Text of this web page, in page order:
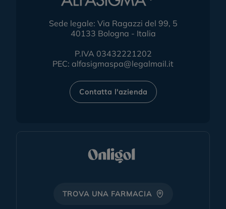
Sede legale: Via Ragazzi del 99, 5
40133 Bologna - Italia
P.IVA 03432221202
PEC: alfasigmaspa@legalmail.it
Contatta l'azienda
TROVA UNA FARMACIA